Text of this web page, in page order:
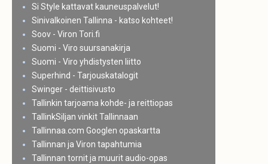
Si Style kattavat kauneuspalvelut!
Sinivalkoinen Tallinna - katso kohteet!
Soov - Viron Tori.fi
Suomi - Viro suursanakirja
Suomi - Viro yhdistysten liitto
Superhind - Tarjouskatalogit
Swinger - deittisivusto
Tallinkin tarjoama kohde- ja reittiopas
TallinkSiljan vinkit Tallinnaan
Tallinnaa.com Googlen opaskartta
Tallinnan ja Viron tapahtumia
Tallinnan tornit ja muurit audio-opas